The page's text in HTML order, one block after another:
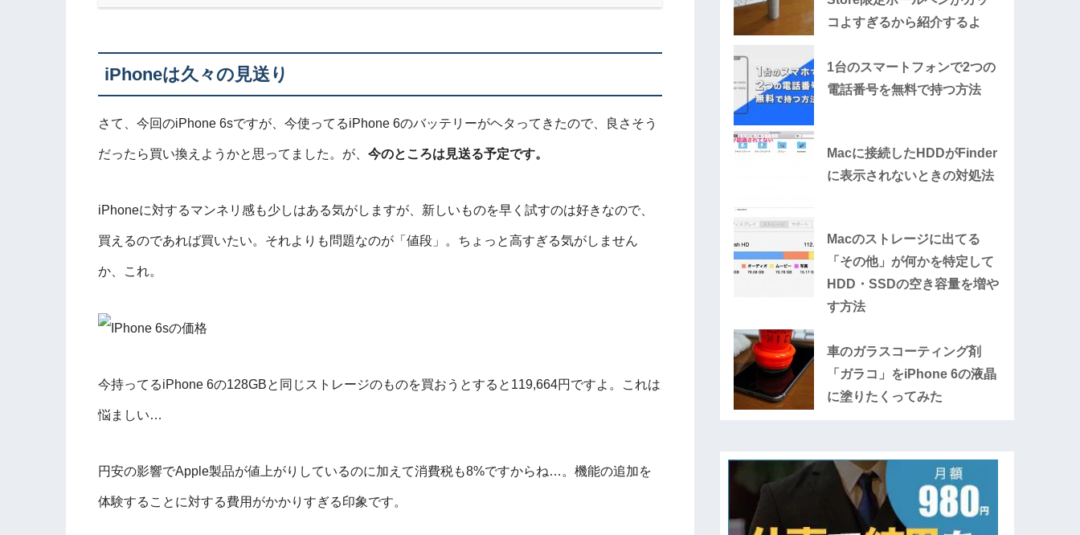
iPhoneは久々の見送り
さて、今回のiPhone 6sですが、今使ってるiPhone 6のバッテリーがヘタってきたので、良さそう
だったら買い換えようかと思ってました。が、 今のところは見送る予定です。
iPhoneに対するマンネリ感も少しはある気がしますが、新しいものを早く試すのは好きなので、
買えるのであれば買いたい。それよりも問題なのが「値段」。ちょっと高すぎる気がしません
か、これ。
今持ってるiPhone 6の128GBと同じストレージのものを買おうとすると119,664円ですよ。これは
悩ましい…
円安の影響でApple製品が値上がりしているのに加えて消費税も8%ですからね…。 機能の追加を
体験することに対する費用がかかりすぎる印象です。
コよすぎるから紹介するよ
1台のスマートフォンで2つの
電話番号を無料で持つ方法
Macに接続したHDDがFinder
に表示されないときの対処法
Macのストレージに出てる
「その他」が何かを特定して
HDD・SSDの空き容量を増や
す方法
車のガラスコーティング剤
「ガラコ」をiPhone 6の液晶
に塗りたくってみた